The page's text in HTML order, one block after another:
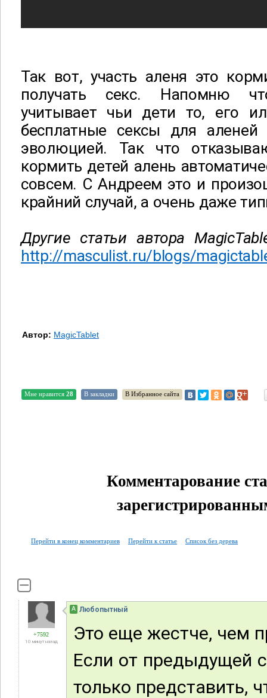
Так вот, участь аленя это
получать секс. Напомню
учитывает чьи дети то, его
бесплатные сексы для аленей
эволюцией. Так что
кормить детей алень
совсем. С Андреем это и
крайний случай, а очень даже
Другие статьи автора
http://masculist.ru/blogs/
Автор: MagicTablet
Мне нравится 28 В закладки В Избранное сайта
Комментарование
Перейти в конец комментариев Перейти к статье Список без дерева
+7592
10 минут назад
А Любопытный
Это еще жестче, чем
Если от предыдущей
только представить,